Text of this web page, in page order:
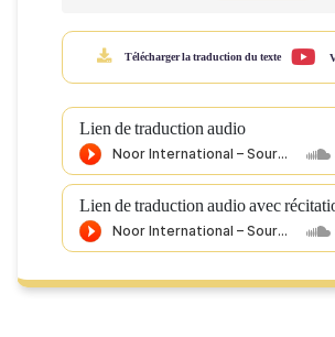
Télécharger la traduction du texte
Lien de traduction audio
Lien de traduction audio avec